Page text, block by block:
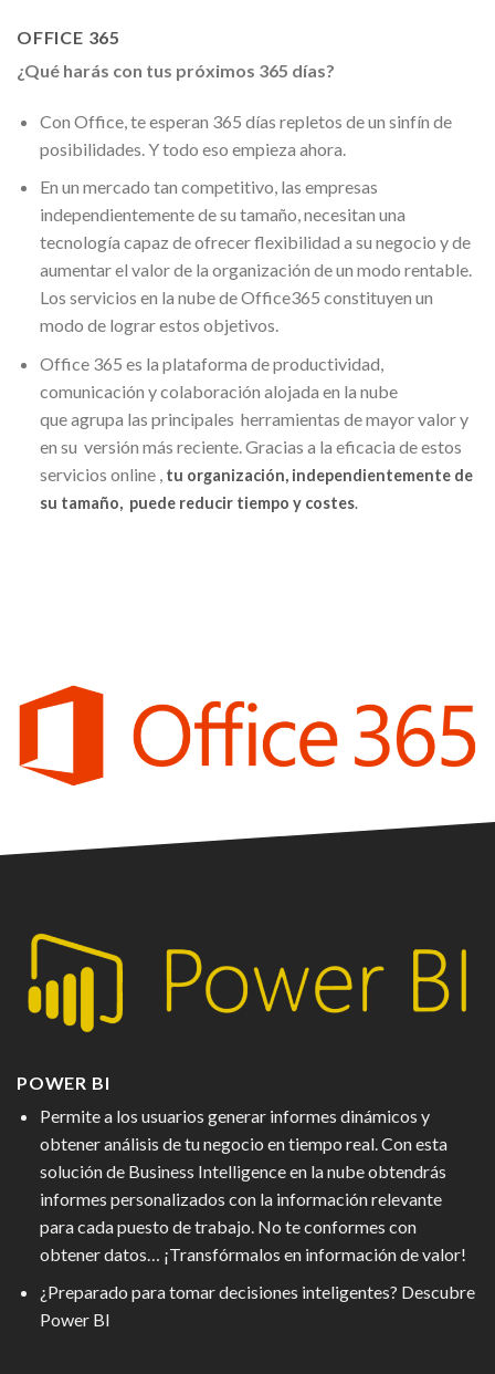
OFFICE 365
¿Qué harás con tus próximos 365 días?
Con Office, te esperan 365 días repletos de un sinfín de
posibilidades. Y todo eso empieza ahora.
En un mercado tan competitivo, las empresas
independientemente de su tamaño, necesitan una
tecnología capaz de ofrecer flexibilidad a su negocio y de
aumentar el valor de la organización de un modo rentable.
Los servicios en la nube de Office365 constituyen un
modo de lograr estos objetivos.
Office 365 es la plataforma de productividad,
comunicación y colaboración alojada en la nube
que agrupa las principales herramientas de mayor valor y
en su versión más reciente. Gracias a la eficacia de estos
servicios online , tu organización, independientemente de
su tamaño, puede reducir tiempo y costes.
POWER BI
Permite a los usuarios generar informes dinámicos y
obtener análisis de tu negocio en tiempo real. Con esta
solución de Business Intelligence en la nube obtendrás
informes personalizados con la información relevante
para cada puesto de trabajo. No te conformes con
obtener datos… ¡Transfórmalos en información de valor!
¿Preparado para tomar decisiones inteligentes? Descubre
Power BI